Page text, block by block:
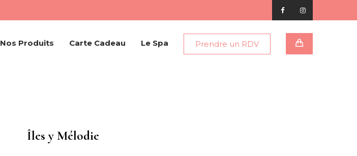
Nos Produits Carte Cadeau Le Spa Prendre un RDV
Îles y Mélodie